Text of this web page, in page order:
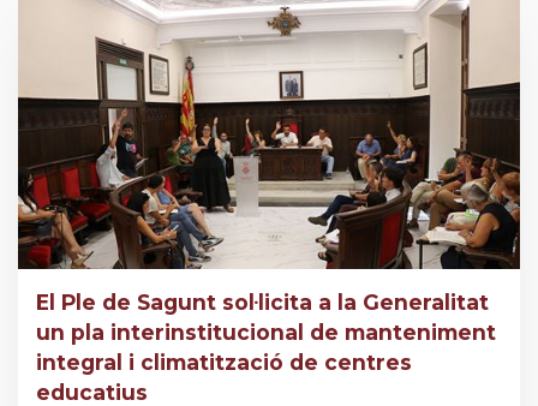
El Ple de Sagunt sol·licita a la Generalitat
un pla interinstitucional de manteniment
integral i climatització de centres
educatius